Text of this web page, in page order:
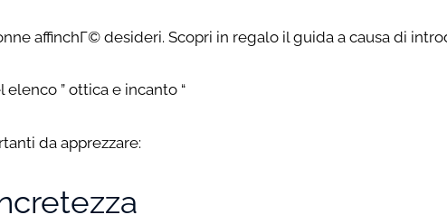
affinchГ© desideri. Scopri in regalo il guida a causa di
” ottica e incanto “
da apprezzare: